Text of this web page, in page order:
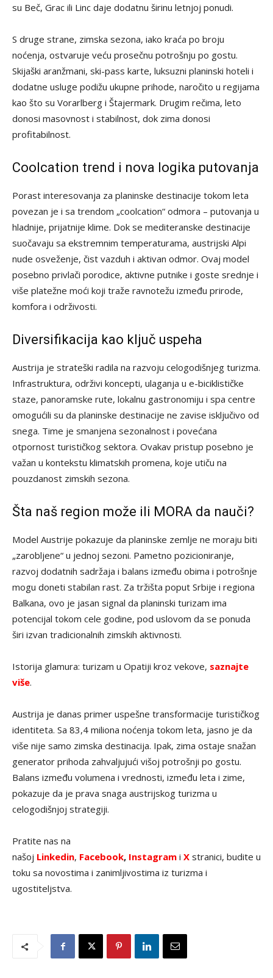
su Beč, Grac ili Linc daje dodatnu širinu letnjoj ponudi.
S druge strane, zimska sezona, iako kraća po broju
noćenja, ostvaruje veću prosečnu potrošnju po gostu.
Skijaški aranžmani, ski-pass karte, luksuzni planinski hoteli i
dodatne usluge podižu ukupne prihode, naročito u regijama
kao što su Vorarlberg i Štajermark. Drugim rečima, leto
donosi masovnost i stabilnost, dok zima donosi
profitabilnost.
Coolcation trend i nova logika putovanja
Porast interesovanja za planinske destinacije tokom leta
povezan je i sa trendom „coolcation“ odmora – putovanja u
hladnije, prijatnije klime. Dok se mediteranske destinacije
suočavaju sa ekstremnim temperaturama, austrijski Alpi
nude osveženje, čist vazduh i aktivan odmor. Ovaj model
posebno privlači porodice, aktivne putnike i goste srednje i
više platežne moći koji traže ravnotežu između prirode,
komfora i održivosti.
Diversifikacija kao ključ uspeha
Austrija je strateški radila na razvoju celogodišnjeg turizma.
Infrastruktura, održivi koncepti, ulaganja u e-biciklističke
staze, panoramske rute, lokalnu gastronomiju i spa centre
omogućili su da planinske destinacije ne zavise isključivo od
snega. Time je smanjena sezonalnost i povećana
otpornost turističkog sektora. Ovakav pristup posebno je
važan u kontekstu klimatskih promena, koje utiču na
pouzdanost zimskih sezona.
Šta naš region može ili MORA da nauči?
Model Austrije pokazuje da planinske zemlje ne moraju biti
„zarobljene“ u jednoj sezoni. Pametno pozicioniranje,
razvoj dodatnih sadržaja i balans između obima i potrošnje
mogu doneti stabilan rast. Za tržišta poput Srbije i regiona
Balkana, ovo je jasan signal da planinski turizam ima
potencijal tokom cele godine, pod uslovom da se ponuda
širi izvan tradicionalnih zimskih aktivnosti.
Istorija glamura: turizam u Opatiji kroz vekove, saznajte
više.
Austrija je danas primer uspešne transformacije turističkog
identiteta. Sa 83,4 miliona noćenja tokom leta, jasno je da
više nije samo zimska destinacija. Ipak, zima ostaje snažan
generator prihoda zahvaljujući višoj potrošnji po gostu.
Balans između volumena i vrednosti, između leta i zime,
pokazuje da je prava snaga austrijskog turizma u
celogodišnjoj strategiji.
Pratite nas na
našoj Linkedin, Facebook, Instagram i X stranici, budite u
toku sa novostima i zanimljivostima iz turizma i
ugostiteljstva.